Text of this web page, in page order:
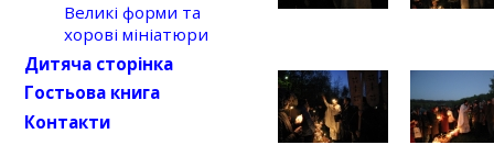
Великі форми та
хорові мініатюри
Дитяча сторінка
Гостьова книга
Контакти